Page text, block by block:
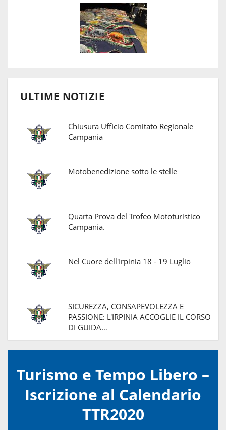
ULTIME NOTIZIE
Chiusura Ufficio Comitato Regionale
Campania
Motobenedizione sotto le stelle
Quarta Prova del Trofeo Mototuristico
Campania.
Nel Cuore dell'Irpinia 18 - 19 Luglio
SICUREZZA, CONSAPEVOLEZZA E
PASSIONE: L'IRPINIA ACCOGLIE IL CORSO
DI GUIDA…
Turismo e Tempo Libero –
Iscrizione al Calendario
TTR2020